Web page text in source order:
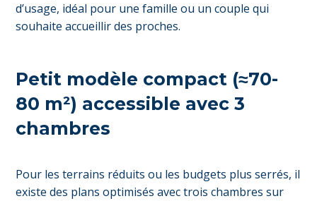
d’usage, idéal pour une famille ou un couple qui
souhaite accueillir des proches.
Petit modèle compact (≈70-
80 m²) accessible avec 3
chambres
Pour les terrains réduits ou les budgets plus serrés, il
existe des plans optimisés avec trois chambres sur